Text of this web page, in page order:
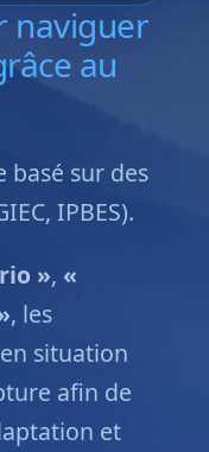
naviguer
au
basé sur des
IPBES).
», «
, les
situation
afin de
et